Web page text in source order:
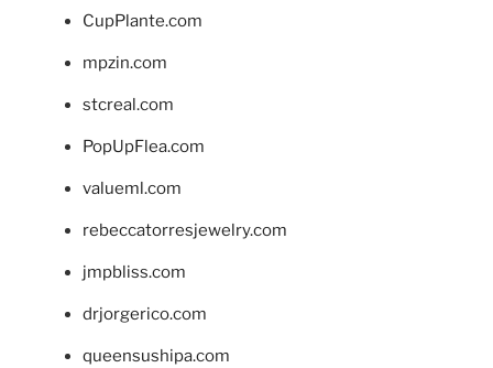
CupPlante.com
mpzin.com
stcreal.com
PopUpFlea.com
valueml.com
rebeccatorresjewelry.com
jmpbliss.com
drjorgerico.com
queensushipa.com